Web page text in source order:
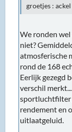
groetjes : ackel
We ronden
niet?
atmosferische
rond de 168
Eerlijk gezegd
verschil
sportluchtfilter
rendement en
uitlaatgeluid.